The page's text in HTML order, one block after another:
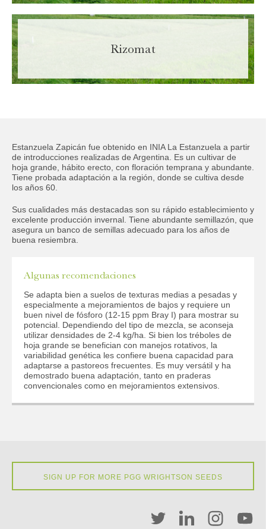
Rizomat
Estanzuela Zapicán fue obtenido en INIA La Estanzuela a partir
de introducciones realizadas de Argentina. Es un cultivar de
hoja grande, hábito erecto, con floración temprana y abundante.
Tiene probada adaptación a la región, donde se cultiva desde
los años 60.
Sus cualidades más destacadas son su rápido establecimiento y
excelente producción invernal. Tiene abundante semillazón, que
asegura un banco de semillas adecuado para los años de
buena resiembra.
Algunas recomendaciones
Se adapta bien a suelos de texturas medias a pesadas y
especialmente a mejoramientos de bajos y requiere un
buen nivel de fósforo (12-15 ppm Bray I) para mostrar su
potencial. Dependiendo del tipo de mezcla, se aconseja
utilizar densidades de 2-4 kg/ha. Si bien los tréboles de
hoja grande se benefician con manejos rotativos, la
variabilidad genética les confiere buena capacidad para
adaptarse a pastoreos frecuentes. Es muy versátil y ha
demostrado buena adaptación, tanto en praderas
convencionales como en mejoramientos extensivos.
SIGN UP FOR MORE PGG WRIGHTSON SEEDS